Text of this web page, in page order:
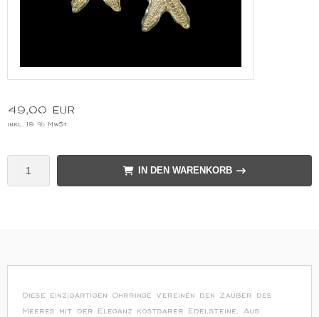
49,00 EUR
inkl. 19 % MwSt.
IN DEN WARENKORB
Diese einzigartigen Ohrringe vereinen den Zauber des
Meeres mit der Eleganz kostbarer Edelsteine. Aus